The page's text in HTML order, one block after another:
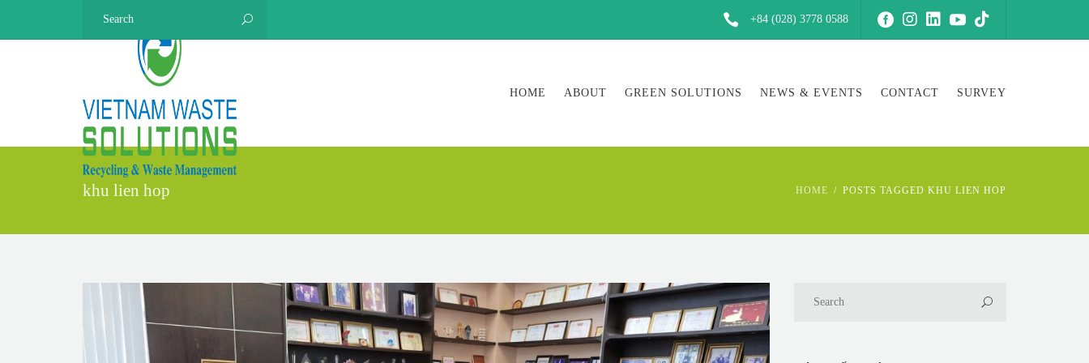
+84 (028) 3778 0588
HOME ABOUT GREEN SOLUTIONS NEWS & EVENTS CONTACT SURVEY
khu lien hop HOME POSTS TAGGED KHU LIEN HOP